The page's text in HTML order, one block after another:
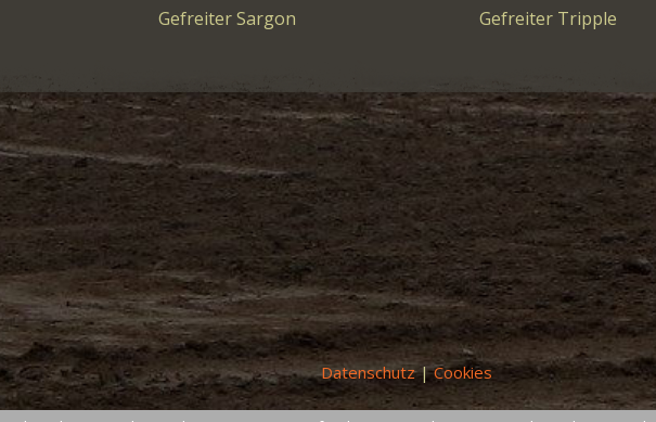
Gefreiter Sargon Gefreiter Tripple
Datenschutz|Cookies